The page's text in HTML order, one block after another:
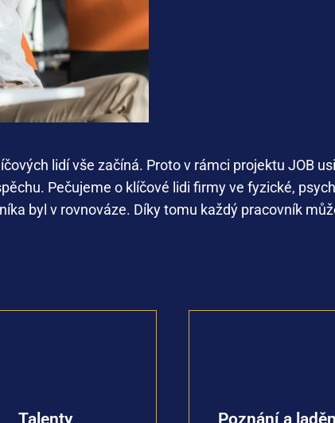
lidívše začíná. Proto v rámci projektu JOB
. Pečujeme o klíčové lidi firmyve fyzické,
byl v rovnováze. Díkytomu každý pracovník
Talenty
ho společně.
Poznání a
to správné